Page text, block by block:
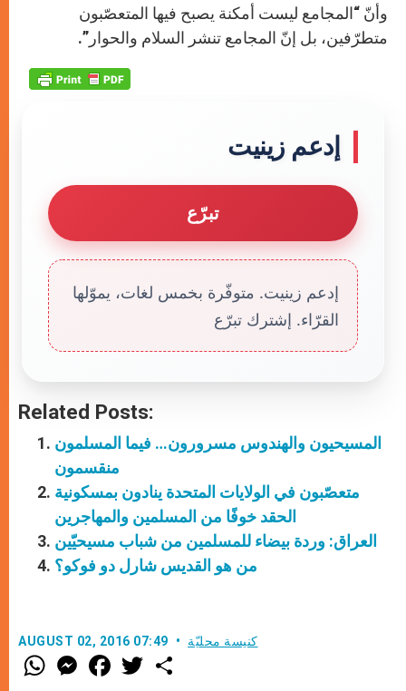
وأنّ “المجامع ليست أمكنة يصبح فيها المتعصّبون
متطرّفين، بل إنّ المجامع تنشر السلام والحوار”.
إدعم زينيت
تبرّع
إدعم زينيت. متوفّرة بخمس لغات، يموّلها
القرّاء. إشترك تبرّع
Related Posts:
المسيحيون والهندوس مسرورون… فيما المسلمون
منقسمون
متعصّبون في الولايات المتحدة ينادون بمسكونية
الحقد خوفًا من المسلمين والمهاجرين
العراق: وردة بيضاء للمسلمين من شباب مسيحيّين
من هو القديس شارل دو فوكو؟
AUGUST 02, 2016 07:49 كنيسة محليّة
W
h
M
e
F
a w